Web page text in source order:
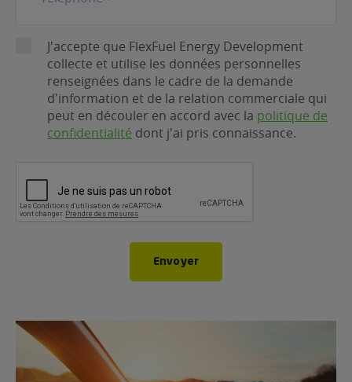
RGPDJ'accepte que FlexFuel Energy Development
collecte et utilise les données personnelles
renseignées dans le cadre de la demande
d'information et de la relation commerciale qui
peut en découler en accord avec la politique de
confidentialité dont j'ai pris connaissance.
Envoyer